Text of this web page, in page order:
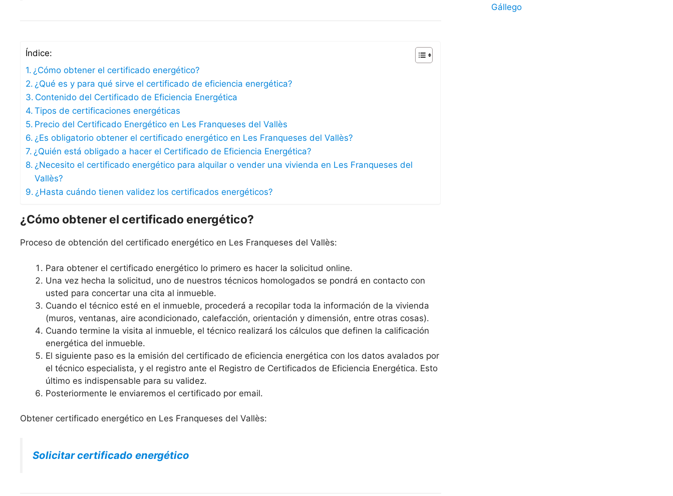
Índice:
¿Cómo obtener el certificado energético?
¿Qué es y para qué sirve el certificado de eficiencia energética?
Contenido del Certificado de Eficiencia Energética
Tipos de certificaciones energéticas
Precio del Certificado Energético en Les Franqueses del Vallès
¿Es obligatorio obtener el certificado energético en Les Franqueses del Vallès?
¿Quién está obligado a hacer el Certificado de Eficiencia Energética?
¿Necesito el certificado energético para alquilar o vender una vivienda en Les Franqueses del
Vallès?
¿Hasta cuándo tienen validez los certificados energéticos?
¿Cómo obtener el certificado energético?
Proceso de obtención del certificado energético en Les Franqueses del Vallès:
Para obtener el certificado energético lo primero es hacer la solicitud online.
Una vez hecha la solicitud, uno de nuestros técnicos homologados se pondrá en contacto con
usted para concertar una cita al inmueble.
Cuando el técnico esté en el inmueble, procederá a recopilar toda la información de la vivienda
(muros, ventanas, aire acondicionado, calefacción, orientación y dimensión, entre otras cosas).
Cuando termine la visita al inmueble, el técnico realizará los cálculos que definen la calificación
energética del inmueble.
El siguiente paso es la emisión del certificado de eficiencia energética con los datos avalados por
el técnico especialista, y el registro ante el Registro de Certificados de Eficiencia Energética. Esto
último es indispensable para su validez.
Posteriormente le enviaremos el certificado por email.
Obtener certificado energético en Les Franqueses del Vallès:
Solicitar certificado energético
Gállego